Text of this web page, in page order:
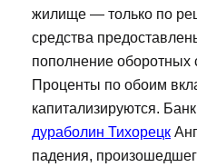
жилище — только по
средства
пополнение оборотных
Проценты по обоим
капитализируются. Банк
дураболин Тихорецк
падения,